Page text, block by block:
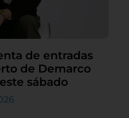
de entradas
de Demarco
sábado